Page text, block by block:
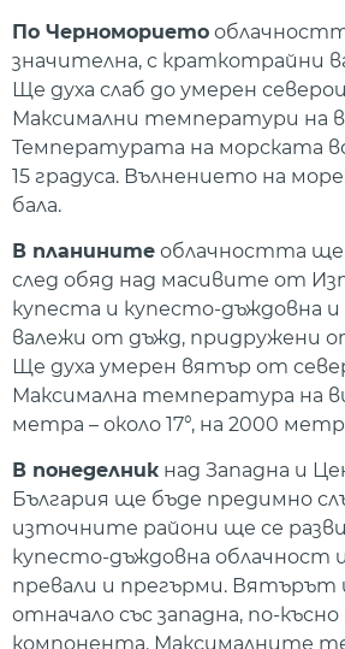
По Черноморието
значителна, с краткотрайни
Ще духа слаб до умерен
Максимални температури на
Температурата на морската
15 градуса. Вълнението на
бала.
В планините облачността ще
след обяд над масивите от
купеста и купесто-дъждовна
валежи от дъжд, придружени
Ще духа умерен вятър от
Максимална температура на
метра – около 17°, на 2000
В понеделник над Западна и
България ще бъде предимно
източните райони ще се
купесто-дъждовна облачност
превали и прегърми. Вятърът
отначало със западна, по-
компонента. Максималните